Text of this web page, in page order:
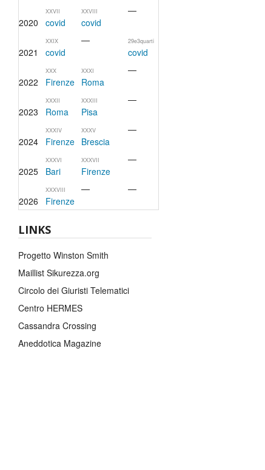
2020
XXVII
covid
XXVIII
covid
—
2021
XXIX
covid
— 29e3quarti
covid
2022
XXX
Firenze
XXXI
Roma
—
2023
XXXII
Roma
XXXIII
Pisa
—
2024
XXXIV
Firenze
XXXV
Brescia
—
2025
XXXVI
Bari
XXXVII
Firenze
—
2026
XXXVIII
Firenze
— —
LINKS
Progetto Winston Smith
Maillist Sikurezza.org
Circolo dei Giuristi Telematici
Centro HERMES
Cassandra Crossing
Aneddotica Magazine